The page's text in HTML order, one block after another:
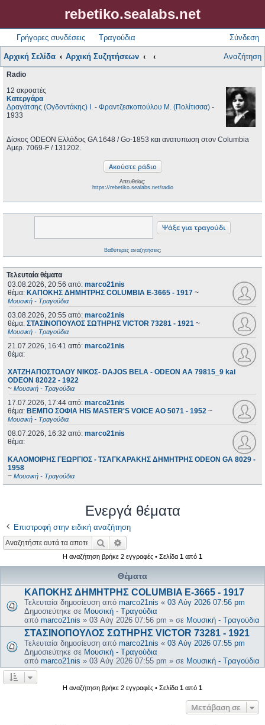
rebetiko.sealabs.net
Γρήγορες συνδέσεις Τραγούδια Σύνδεση
Αρχική Σελίδα Αρχική Συζητήσεων Αναζήτηση
Radio
12 ακροατές
Κατεργάρα
Δραγάτσης (Ογδοντάκης) Ι. - Φραντζεσκοπούλου Μ. (Πολίτισσα) -
1933
Δίσκος ODEON Ελλάδος GA 1648 / Go-1853 και ανατυπωση στον Columbia
Αμερ. 7069-F / 131202.
Απευθείας:
https://rebetiko.sealabs.net/radio
Βαθύτερες αναζητήσεις;
Τελευταία θέματα
03.08.2026, 20:56 από: marco21nis
θέμα: ΚΑΠΟΚΗΣ ΔΗΜΗΤΡΗΣ COLUMBIA E-3665 - 1917 ~
Μουσική - Τραγούδια
03.08.2026, 20:55 από: marco21nis
θέμα: ΣΤΑΣΙΝΟΠΟΥΛΟΣ ΣΩΤΗΡΗΣ VICTOR 73281 - 1921 ~
Μουσική - Τραγούδια
21.07.2026, 16:41 από: marco21nis
θέμα:
ΧΑΤΖΗΑΠΟΣΤΟΛΟΥ ΝΙΚΟΣ- DAJOS BELA - ODEON AA 79815_9 kai
ODEON 82022 - 1922
~ Μουσική - Τραγούδια
17.07.2026, 17:44 από: marco21nis
θέμα: ΒΕΜΠΟ ΣΟΦΙΑ HIS MASTER'S VOICE AO 5071 - 1952 ~
Μουσική - Τραγούδια
08.07.2026, 16:32 από: marco21nis
θέμα:
ΚΑΛΟΜΟΙΡΗΣ ΓΕΩΡΓΙΟΣ - ΤΣΑΓΚΑΡΑΚΗΣ ΔΗΜΗΤΡΗΣ ODEON GA 8029 -
1958
~ Μουσική - Τραγούδια
Ενεργά θέματα
Επιστροφή στην ειδική αναζήτηση
Αναζήτηση
Η αναζήτηση βρήκε 2 εγγραφές • Σελίδα 1 από 1
Θέματα
ΚΑΠΟΚΗΣ ΔΗΜΗΤΡΗΣ COLUMBIA E-3665 - 1917
Τελευταία δημοσίευση από marco21nis « 03 Αύγ 2026 07:56 pm
Δημοσιεύτηκε σε Μουσική - Τραγούδια
από marco21nis » 03 Αύγ 2026 07:56 pm » σε Μουσική - Τραγούδια
ΣΤΑΣΙΝΟΠΟΥΛΟΣ ΣΩΤΗΡΗΣ VICTOR 73281 - 1921
Τελευταία δημοσίευση από marco21nis « 03 Αύγ 2026 07:55 pm
Δημοσιεύτηκε σε Μουσική - Τραγούδια
από marco21nis » 03 Αύγ 2026 07:55 pm » σε Μουσική - Τραγούδια
Η αναζήτηση βρήκε 2 εγγραφές • Σελίδα 1 από 1
Μετάβαση σε